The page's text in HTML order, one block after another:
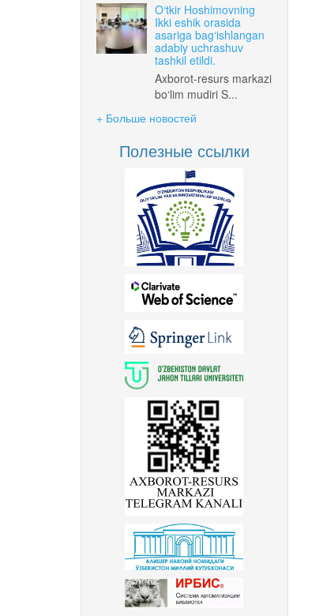
O‘tkir Hoshimovning
Ikki eshik orasida
asariga bag‘ishlangan
adabiy uchrashuv
tashkil etildi.
Axborot-resurs markazi
bo‘lim mudiri S...
+ Больше новостей
Полезные ссылки